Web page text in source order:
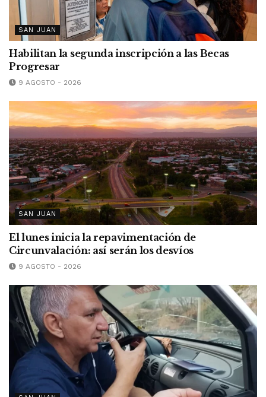
SAN JUAN
Habilitan la segunda inscripción a las Becas
Progresar
9 AGOSTO - 2026
SAN JUAN
El lunes inicia la repavimentación de
Circunvalación: así serán los desvíos
9 AGOSTO - 2026